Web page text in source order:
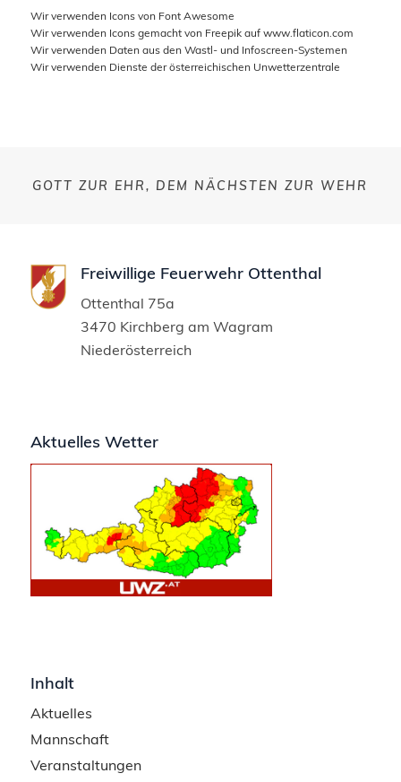
Wir verwenden Icons von Font Awesome
Wir verwenden Icons gemacht von Freepikauf www.flaticon.com
Wir verwenden Daten aus den Wastl- und Infoscreen-Systemen
Wir verwenden Dienste derösterreichischen Unwetterzentrale
GOTT ZUR EHR, DEM NÄCHSTEN ZUR WEHR
Freiwillige Feuerwehr Ottenthal
Ottenthal 75a
3470 Kirchberg am Wagram
Niederösterreich
Aktuelles Wetter
Inhalt
Aktuelles
Mannschaft
Veranstaltungen